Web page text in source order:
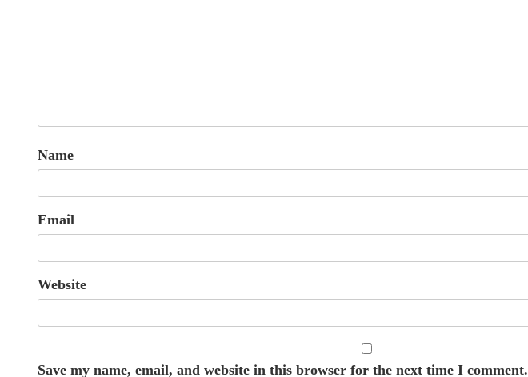
Name
Email
Website
Save my name, email, and website in this browser for the next time I comment.